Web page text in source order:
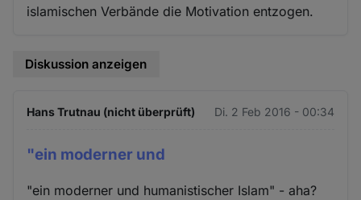
islamischen Verbände die Motivation entzogen.
Diskussion anzeigen
Hans Trutnau (nicht überprüft) Di. 2 Feb 2016 - 00:34
"ein moderner und
"ein moderner und humanistischer Islam" - aha?